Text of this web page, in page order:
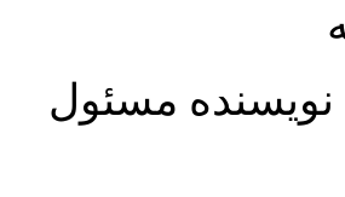
نویسنده مسئول